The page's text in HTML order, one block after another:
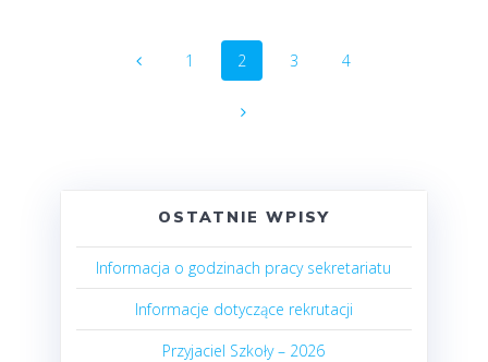
Nawigacja
Strona
1 Strona
2 Strona
3 Strona
4
OSTATNIE WPISY
Informacja o godzinach pracy sekretariatu
Informacje dotyczące rekrutacji
Przyjaciel Szkoły – 2026